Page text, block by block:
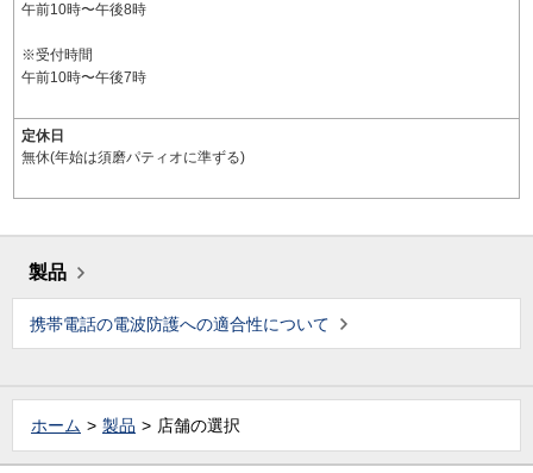
午前10時〜午後8時
※受付時間
午前10時〜午後7時
定休日
無休(年始は須磨パティオに準ずる)
製品
携帯電話の電波防護への適合性について
ホーム 製品 店舗の選択